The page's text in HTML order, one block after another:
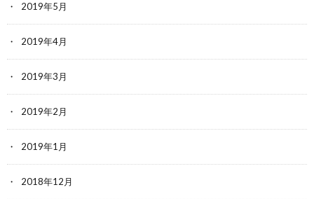
2019年5月
2019年4月
2019年3月
2019年2月
2019年1月
2018年12月